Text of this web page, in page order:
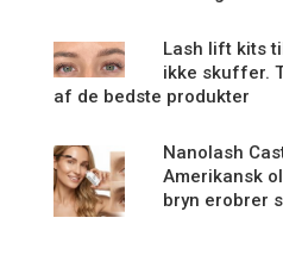
Lash lift kits
ikke skuffer.
af de bedste produkter
Nanolash
Amerikansk
bryn erobrer